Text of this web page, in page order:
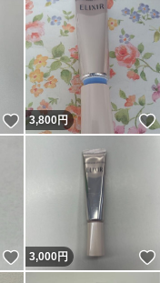
いいね！
3,800円
いいね！
3,000円